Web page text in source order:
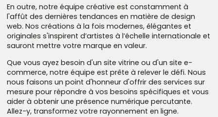
l'attention qu'elle mérite?
Avec notre aide, vous pourrez développer une marque
pertinente et intemporelle qui saura séduire votre
clientèle cible. Êtes-vous prêts à faire le premier pas vers
une marque qui vous ressemble?
En outre, notre équipe créative est constamment à
l'affût des dernières tendances en matière de design
web. Nos créations à la fois modernes, élégantes et
originales s'inspirent d’artistes à l’échelle internationale et
sauront mettre votre marque en valeur.
Que vous ayez besoin d'un site vitrine ou d'un site e-
commerce, notre équipe est prête à relever le défi. Nous
nous faisons un point d'honneur d'offrir des services sur
mesure pour répondre à vos besoins spécifiques et vous
aider à obtenir une présence numérique percutante.
Allez-y, transformez votre rayonnement en ligne.